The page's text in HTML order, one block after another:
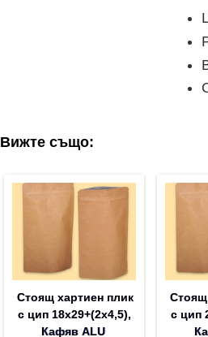
Вижте също:
Стоящ хартиен плик
с цип 18х29+(2х4,5),
Кафяв ALU
Стоящ
с цип